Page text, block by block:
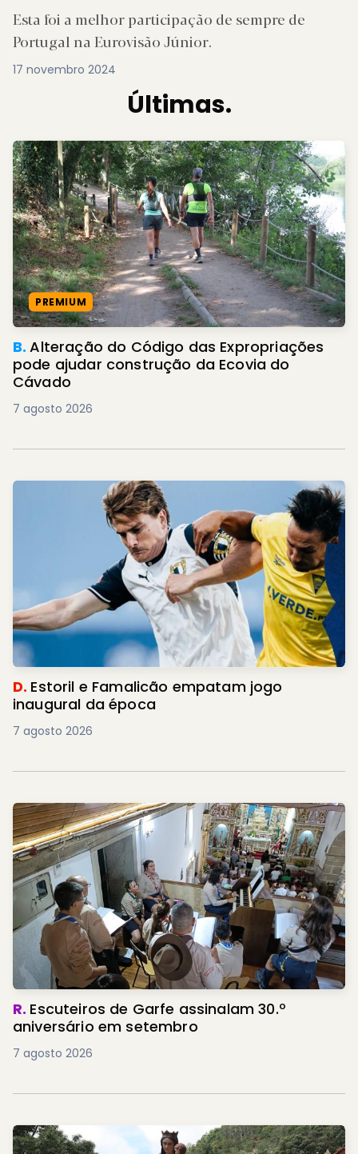
Esta foi a melhor participação de sempre de
Portugal na Eurovisão Júnior.
17 novembro 2024
Últimas.
PREMIUM
B.Alteração do Código das Expropriações
pode ajudar construção da Ecovia do
Cávado
7 agosto 2026
D. Estoril e Famalicão empatam jogo
inaugural da época
7 agosto 2026
R. Escuteiros de Garfe assinalam 30.º
aniversário em setembro
7 agosto 2026